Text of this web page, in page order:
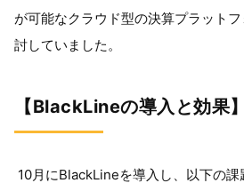
が可能なクラウド型の決算プラット
討していました。
【BlackLineの導入と効果】
10月にBlackLineを導入し、以下の